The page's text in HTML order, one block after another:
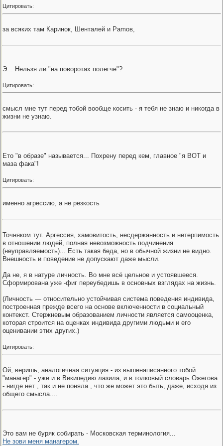
Цитировать:
за всяких там Каринок, Шенталей и Pamов,
Э... Нельзя ли "на поворотах полегче"?
Цитировать:
смысл мне тут перед тобой вообще косить - я тебя не знаю и никогда в
жизни не узнаю.
Ето "в образе" называется... Похрену перед кем, главное "я ВОТ и
маза фака"!
Цитировать:
именно агрессию, а не резкость
Точняком тут. Аргессия, хамовитость, несдержанность и нетерпимость
в отношении людей, полная невозможность подчинения
(неуправляемость)... Есть такая беда, но в обычной жизни не видно.
Внешность и поведение не допускают даже мысли.
Да не, я в натуре личность. Во мне всё цельное и устоявшееся.
Сформирована уже -фиг переубедишь в основных взглядах на жизнь.
(Личность — относительно устойчивая система поведения индивида,
построенная прежде всего на основе включенности в социальный
контекст. Стержневым образованием личности является самооценка,
которая строится на оценках индивида другими людьми и его
оценивании этих других.)
Цитировать:
Ой, веришь, аналогичная ситуация - из вышенаписанного тобой
"манагер" - уже и в Википедию лазила, и в толковый словарь Ожегова
- нигде нет , так и не поняла , что же может это быть, даже, исходя из
общего смысла....
Это вам не буряк собирать - Московская терминология...
Не зови меня манагером.